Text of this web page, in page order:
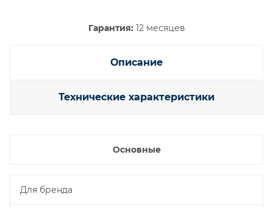
Гарантия:12 месяцев
Описание
Технические характеристики
Основные
Для бренда